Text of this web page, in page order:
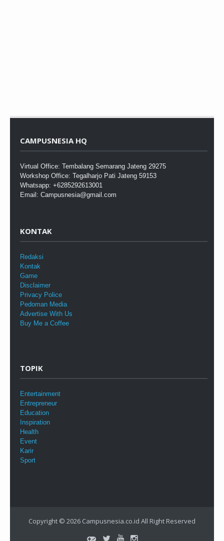
CAMPUSNESIA HQ
Virtual Office: Tembalang Semarang Jateng 29275
Workshop Office: Tegalharjo Pati Jateng 59153
Whatsapp: +6285292613001
Email: Campusnesia@gmail.com
KONTAK
Redaksi
Kontak
Game
Disclaimer
Privacy Police
Pedoman Media
Advertise With Us
Buy Me a Coffee
TOPIK
Entertainment
Entrepreneur
Education
Inspiration
Health
Event
Karir
Sport
Copyright © 2026 Campusnesia.co.id All Right Reserved